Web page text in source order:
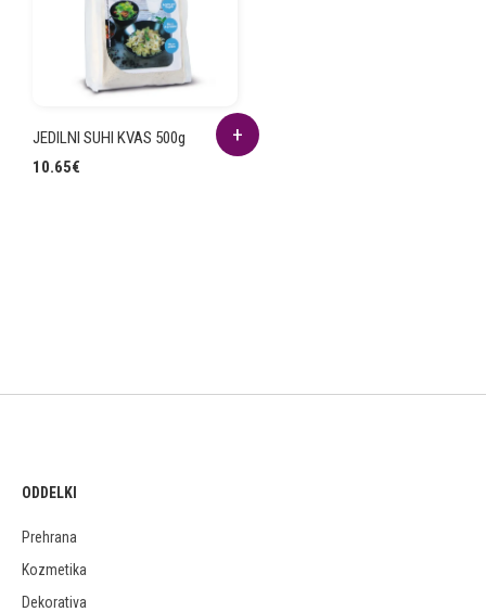
JEDILNI SUHI KVAS 500g
10.65€
ODDELKI
Prehrana
Kozmetika
Dekorativa